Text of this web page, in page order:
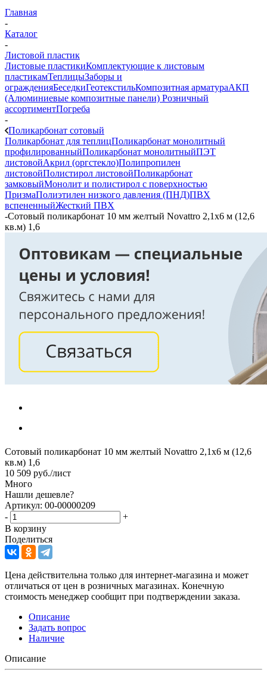
Главная
-
Каталог
-
Листовой пластик
Листовые пластикиКомплектующие к листовым
пластикамТеплицыЗаборы и
огражденияБеседкиГеотекстильКомпозитная арматураАКП
(Алюминиевые композитные панели) Розничный
ассортиментПогреба
-
Поликарбонат сотовый
Поликарбонат для теплицПоликарбонат монолитный
профилированныйПоликарбонат монолитныйПЭТ
листовойАкрил (оргстекло)Полипропилен
листовойПолистирол листовойПоликарбонат
замковыйМонолит и полистирол с поверхностью
ПризмаПолиэтилен низкого давления (ПНД)ПВХ
вспененныйЖесткий ПВХ
-Сотовый поликарбонат 10 мм желтый Novattro 2,1х6 м (12,6
кв.м) 1,6
Сотовый поликарбонат 10 мм желтый Novattro 2,1х6 м (12,6
кв.м) 1,6
10 509 руб./лист
Много
Нашли дешевле?
Артикул: 00-00000209
-
+
В корзину
Поделиться
Цена действительна только для интернет-магазина и может
отличаться от цен в розничных магазинах. Конечную
стоимость менеджер сообщит при подтверждении заказа.
Описание
Задать вопрос
Наличие
Описание